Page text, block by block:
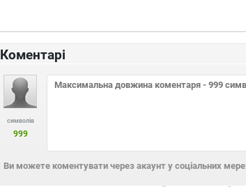
Коментарі
символів
999
Ви можете коментувати через акаунт у соціальних